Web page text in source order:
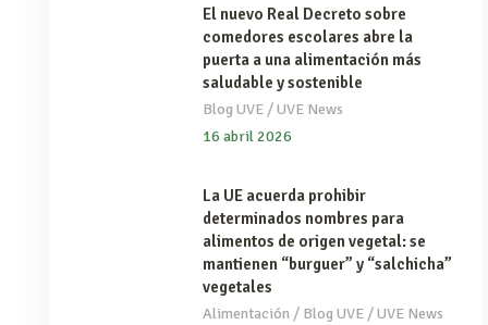
El nuevo Real Decreto sobre
comedores escolares abre la
puerta a una alimentación más
saludable y sostenible
Blog UVE/UVE News
16 abril 2026
La UE acuerda prohibir
determinados nombres para
alimentos de origen vegetal: se
mantienen “burguer” y “salchicha”
vegetales
Alimentación / Blog UVE/UVE News